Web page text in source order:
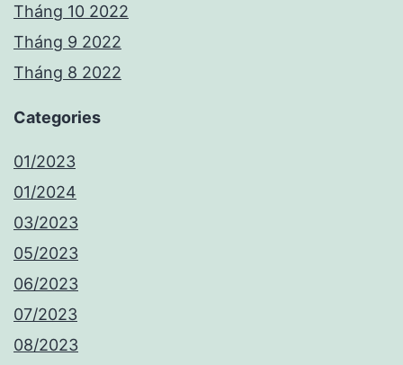
Tháng 10 2022
Tháng 9 2022
Tháng 8 2022
Categories
01/2023
01/2024
03/2023
05/2023
06/2023
07/2023
08/2023